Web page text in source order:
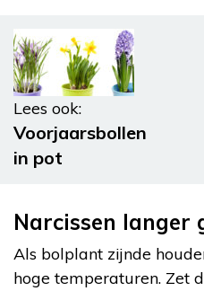
Lees ook:
Voorjaarsbollen
in pot
Narcissen langer
Als bolplant zijnde
hoge temperaturen. Zet